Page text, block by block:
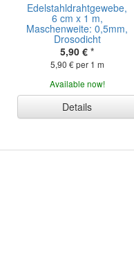
Edelstahldrahtgewebe,
6 cm x 1 m,
Maschenweite: 0,5mm,
Drosodicht
5,90 € *
5,90 € per 1 m
Available now!
Details